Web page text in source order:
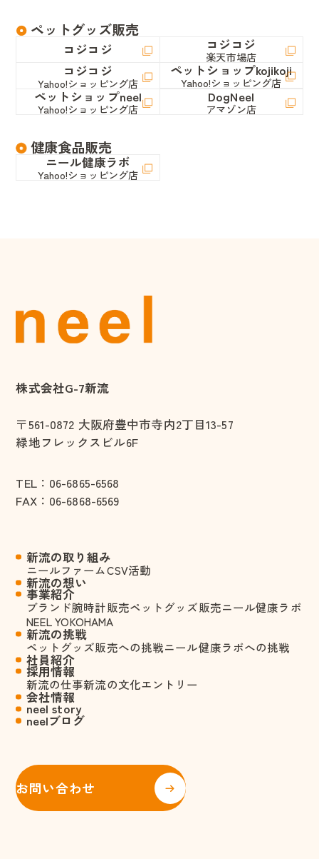
ペットグッズ販売
コジコジ コジコジ
楽天市場店
コジコジ
Yahoo!ショッピング店
ペットショップkojikoji
Yahoo!ショッピング店
ペットショップneel
Yahoo!ショッピング店
DogNeel
アマゾン店
健康食品販売
ニール健康ラボ
Yahoo!ショッピング店
株式会社G-7新流
〒561-0872 大阪府豊中市寺内2丁目13-57
緑地フレックスビル6F
TEL： 06-6865-6568
FAX：06-6868-6569
新流の取り組み
ニールファームCSV活動
新流の想い
事業紹介
ブランド腕時計販売ペットグッズ販売ニール健康ラボ
NEEL YOKOHAMA
新流の挑戦
ペットグッズ販売への挑戦ニール健康ラボへの挑戦
社員紹介
採用情報
新流の仕事新流の文化エントリー
会社情報
neel story
neelブログ
お問い合わせ